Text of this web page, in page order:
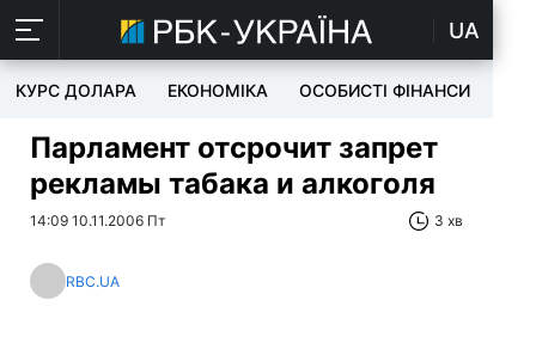
UA
КУРС ДОЛАРА ЕКОНОМІКА ОСОБИСТІ ФІНАНСИ
Парламент отсрочит запрет
рекламы табака и алкоголя
14:09 10.11.2006 Пт 3 хв
RBC.UA